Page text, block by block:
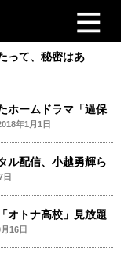
って、秘密はあ
ホームドラマ「過保
年1月1日
ル配信、小越勇輝ら
日
オトナ高校」見放題
16日